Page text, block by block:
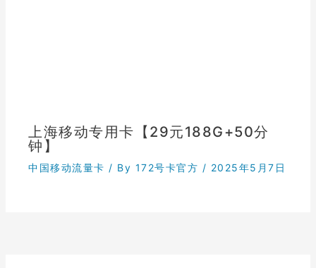
上海移动专用卡【29元188G+50分
钟】
中国移动流量卡 / By 172号卡官方 / 2025年5月7日